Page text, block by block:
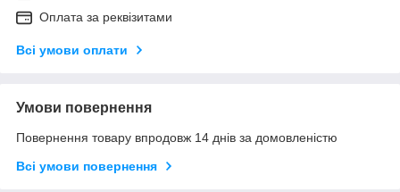
Оплата за реквізитами
Всі умови оплати
Умови повернення
Повернення товару впродовж 14 днів за домовленістю
Всі умови повернення